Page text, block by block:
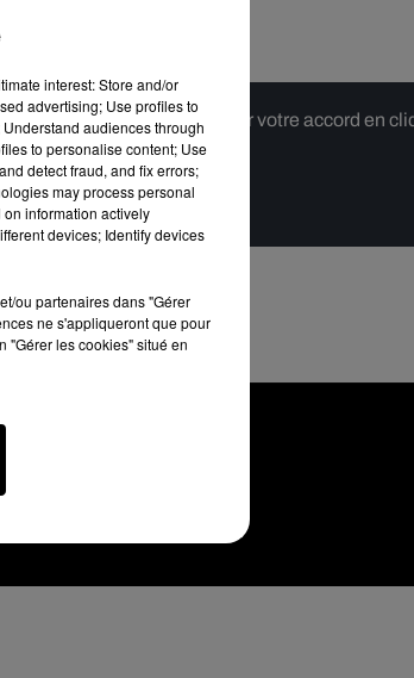
merci de nous donner votre accord en
interest: Store and/or
advertising; Use profiles to
audiences through
to personalise content; Use
detect fraud, and fix errors;
may process personal
information actively
devices; Identify devices
ou partenaires dans "Gérer
ne s'appliqueront que pour
"Gérer les cookies" situé en